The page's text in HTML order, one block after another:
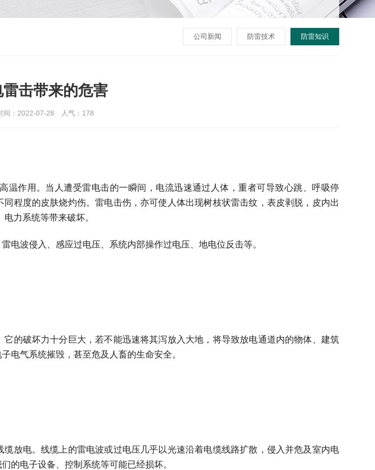
公司新闻 防雷技术 防雷知识
雷击带来的危害
间：2022-07-28 人气： 178
温作用。当人遭受雷电击的一瞬间，电流迅速通过人体，重者可导致心跳、呼吸停
程度的皮肤烧灼伤。雷电击伤，亦可使人体出现树枝状雷击纹，表皮剥脱，皮内出
力系统等带来破坏。
电波侵入、感应过电压、系统内部操作过电压、地电位反击等。
的破坏力十分巨大，若不能迅速将其泻放入大地，将导致放电通道内的物体、建筑
气系统摧毁，甚至危及人畜的生命安全。
放电。线缆上的雷电波或过电压几乎以光速沿着电缆线路扩散，侵入并危及室内电
的电子设备、控制系统等可能已经损坏。